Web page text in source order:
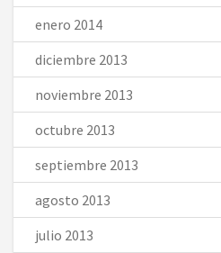
enero 2014
diciembre 2013
noviembre 2013
octubre 2013
septiembre 2013
agosto 2013
julio 2013